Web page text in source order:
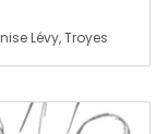
Lévy, Troyes